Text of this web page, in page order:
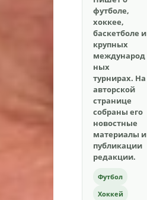
футболе,
хоккее,
баскетболе и
крупных
международ
ных
турнирах. На
авторской
странице
собраны его
новостные
материалы и
публикации
редакции.
Футбол
Хоккей